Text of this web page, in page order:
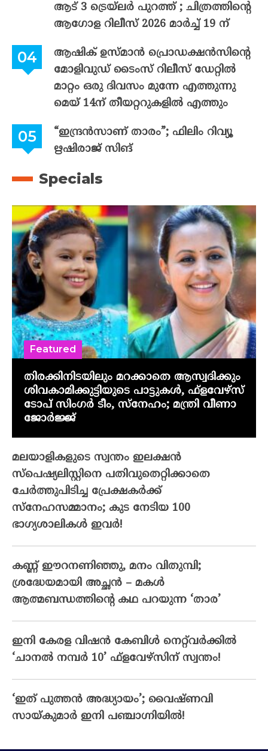
ആട് 3 ട്രെയ്‌ലർ പുറത്ത് ; ചിത്രത്തിന്റെ
ആഗോള റിലീസ് 2026 മാർച്ച് 19 ന്
ആഷിക് ഉസ്മാൻ പ്രൊഡക്ഷൻസിന്റെ
മോളിവുഡ് ടൈംസ് റിലീസ് ഡേറ്റിൽ
മാറ്റം ഒരു ദിവസം മുന്നേ എത്തുന്നു
മെയ് 14ന് തീയറ്ററുകളിൽ എത്തും
“ഇന്ദ്രൻസാണ് താരം”; ഫിലിം റിവ്യൂ
ഋഷിരാജ് സിങ്
Specials
തിരക്കിനിടയിലും മറക്കാതെ ആസ്വദിക്കും
ശിവകാമിക്കുട്ടിയുടെ പാട്ടുകൾ, ഫ്‌ളവേഴ്‌സ്
ടോപ് സിംഗർ ടീം, സ്നേഹം; മന്ത്രി വീണാ
ജോർജ്ജ്
Featured
മലയാളികളുടെ സ്വന്തം ഇലക്ഷന്‍
സ്‌പെഷ്യലിസ്റ്റിനെ പതിവുതെറ്റിക്കാതെ
ചേര്‍ത്തുപിടിച്ച പ്രേക്ഷകര്‍ക്ക്
സ്‌നേഹസമ്മാനം; കുട നേടിയ 100
ഭാഗ്യശാലികള്‍ ഇവര്‍!
കണ്ണ് ഈറനണിഞ്ഞു, മനം വിതുമ്പി;
ശ്രദ്ധേയമായി അച്ഛൻ – മകൾ
ആത്മബന്ധത്തിന്റെ കഥ പറയുന്ന ‘താര’
ഇനി കേരള വിഷൻ കേബിൾ നെറ്റ്‌വർക്കിൽ
‘ചാനൽ നമ്പർ 10’ ഫ്‌ളവേഴ്‌സിന് സ്വന്തം!
‘ഇത് പുത്തൻ അദ്ധ്യായം’; വൈഷ്‌ണവി
സായ്‌കുമാർ ഇനി പഞ്ചാഗ്നിയിൽ!